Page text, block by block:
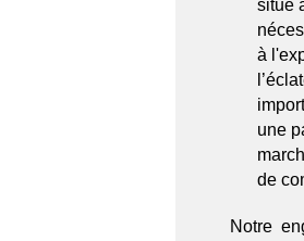
situé
à
une
de
Notre